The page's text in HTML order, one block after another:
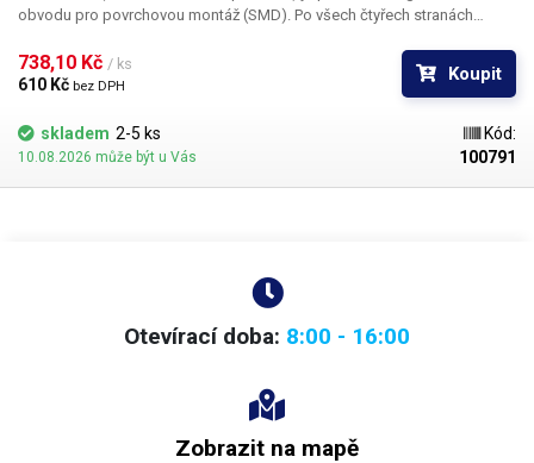
obvodu pro povrchovou montáž (SMD). Po všech čtyřech stranách
patice nebo přímé letování na plošný spoj. Tryska Y1189 je určena pro
pouzdro PLCC o rozměru 34 x 34 mm
738,10 Kč / ks
610 Kč bez DPH
Koupit
skladem 2-5 ks
10.08.2026 může být u Vás
Kód:
100791
Otevírací doba: 8:00 - 16:00
Zobrazit na mapě